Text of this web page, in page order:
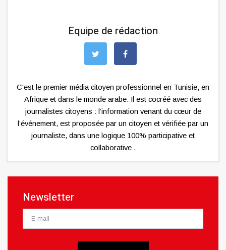
Equipe de rédaction
C'est le premier média citoyen professionnel en Tunisie, en
Afrique et dans le monde arabe. Il est cocréé avec des
journalistes citoyens : l’information venant du cœur de
l’événement, est proposée par un citoyen et vérifiée par un
journaliste, dans une logique 100% participative et
collaborative .
Newsletter